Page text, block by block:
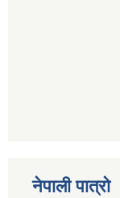
नेपाली पात्रो